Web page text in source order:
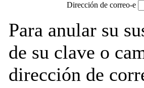
Dirección de correo-e
Para anular su
de su clave o
dirección de